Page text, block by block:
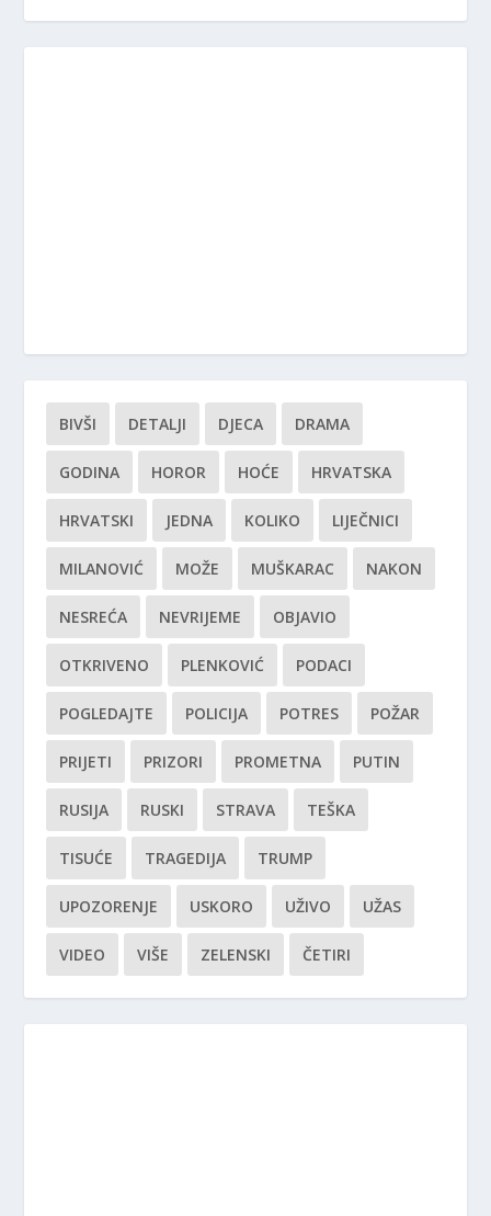
BIVŠI DETALJI DJECA DRAMA
GODINA HOROR HOĆE HRVATSKA
HRVATSKI JEDNA KOLIKO LIJEČNICI
MILANOVIĆ MOŽE MUŠKARAC NAKON
NESREĆA NEVRIJEME OBJAVIO
OTKRIVENO PLENKOVIĆ PODACI
POGLEDAJTE POLICIJA POTRES POŽAR
PRIJETI PRIZORI PROMETNA PUTIN
RUSIJA RUSKI STRAVA TEŠKA
TISUĆE TRAGEDIJA TRUMP
UPOZORENJE USKORO UŽIVO UŽAS
VIDEO VIŠE ZELENSKI ČETIRI